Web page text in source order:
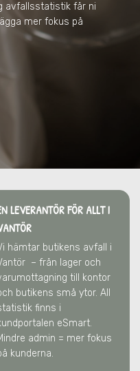
avfallsstatistik får ni
mer fokus på
LEVERANTÖR FÖR ALLTI
hämtar butikens avfall i
– från lager och
till kontor
butikens små ytor. All
finns i
eSmart.
admin = mer fokus
kunderna.